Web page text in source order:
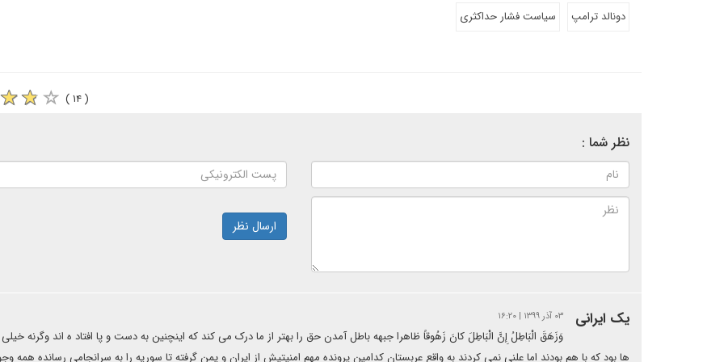
دونالد ترامپ
سیاست فشار حداکثری
( ۱۴ )
نظر شما :
ارسال نظر
یک ایرانی ۰۳ آذر ۱۳۹۹ | ۱۶:۲۰
وَزَهَقَ الْبَاطِلُ إِنَّ الْبَاطِلَ کانَ زَهُوقاً ظاهرا جبهه باطل آمدن حق را بهتر از ما درک می کند که اینچنین به دست و پا افتاد ه اند وگرنه
ها بود که با هم بودند اما علنی نمی کردند به واقع عربستان کدامین پرونده مهم امنیتیش از ایران و یمن گرفته تا سوریه را به سرانجامی رسانده همه